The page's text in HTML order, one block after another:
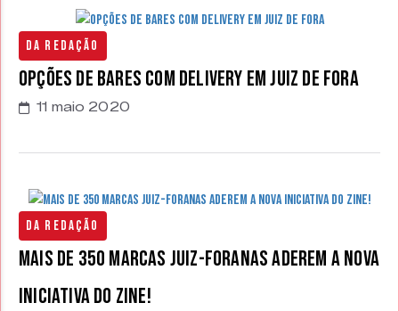
Da Redação
Opções de bares com delivery em Juiz de Fora
11 maio 2020
Da Redação
Mais de 350 marcas juiz-foranas aderem a nova
iniciativa do Zine!